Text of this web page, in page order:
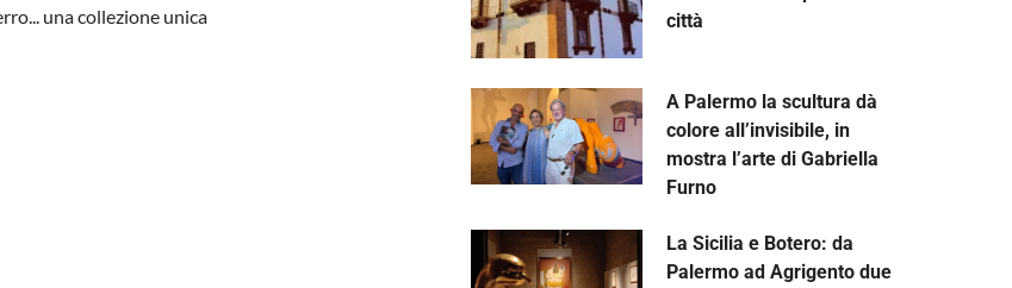
una collezione unica
città
A Palermo la scultura dà
colore all’invisibile, in
mostra l’arte di Gabriella
Furno
La Sicilia e Botero: da
Palermo ad Agrigento due